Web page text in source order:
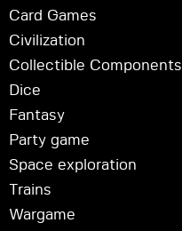
Card Games
Civilization
Collectible Components
Dice
Fantasy
Party game
Space exploration
Trains
Wargame